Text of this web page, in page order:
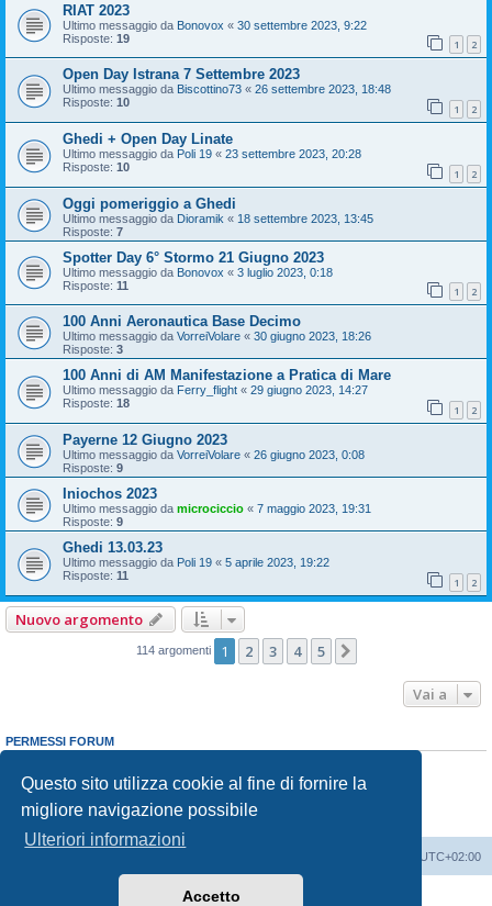
Questo sito utilizza cookie al fine di fornire la
migliore navigazione possibile
Ulteriori informazioni
Accetto
RIAT 2023
Ultimo messaggio da Bonovox « 30 settembre 2023, 9:22
Risposte: 19 1 2
Open Day Istrana 7 Settembre 2023
Ultimo messaggio da Biscottino73 « 26 settembre 2023, 18:48
Risposte: 10 1 2
Ghedi + Open Day Linate
Ultimo messaggio da Poli 19 « 23 settembre 2023, 20:28
Risposte: 10 1 2
Oggi pomeriggio a Ghedi
Ultimo messaggio da Dioramik « 18 settembre 2023, 13:45
Risposte: 7
Spotter Day 6° Stormo 21 Giugno 2023
Ultimo messaggio da Bonovox « 3 luglio 2023, 0:18
Risposte: 11 1 2
100 Anni Aeronautica Base Decimo
Ultimo messaggio da VorreiVolare « 30 giugno 2023, 18:26
Risposte: 3
100 Anni di AM Manifestazione a Pratica di Mare
Ultimo messaggio da Ferry_flight « 29 giugno 2023, 14:27
Risposte: 18 1 2
Payerne 12 Giugno 2023
Ultimo messaggio da VorreiVolare « 26 giugno 2023, 0:08
Risposte: 9
Iniochos 2023
Ultimo messaggio da microciccio « 7 maggio 2023, 19:31
Risposte: 9
Ghedi 13.03.23
Ultimo messaggio da Poli 19 « 5 aprile 2023, 19:22
Risposte: 11 1 2
Nuovo argomento
114 argomenti 1 2 3 4 5
Vai a
PERMESSI FORUM
Non puoirispondere negli argomenti
Non puoimodificare i tuoi messaggi
Non puoicancellare i tuoi messaggi
Non puoi
inviare allegati
UTC+02:00
phpBB® Forum Software © phpBB Limited